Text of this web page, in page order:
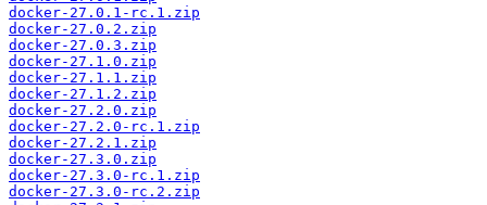
docker-27.0.1-rc.1.zip
docker-27.0.2.zip
docker-27.0.3.zip
docker-27.1.0.zip
docker-27.1.1.zip
docker-27.1.2.zip
docker-27.2.0.zip
docker-27.2.0-rc.1.zip
docker-27.2.1.zip
docker-27.3.0.zip
docker-27.3.0-rc.1.zip
docker-27.3.0-rc.2.zip